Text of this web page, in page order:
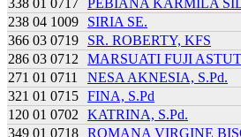
338 01 0717 PEBIANA KARMILA
238 04 1009
SIRIA SE.
366 03 0719
SR. ROBERTY, KFS
286 03 0712
MARSUATI FUJI
271 01 0711
NESA AKNESIA, S.Pd.
321 01 0715 FINA, S.Pd
120 01 0702
KATRINA, S.Pd.
349 01 0718 ROMANA VIRGINE